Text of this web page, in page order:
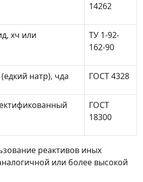
14262
хч или
ТУ 1-92-
162-90
натр), чда ГОСТ 4328
ГОСТ
18300
реактивов иных
или более высокой